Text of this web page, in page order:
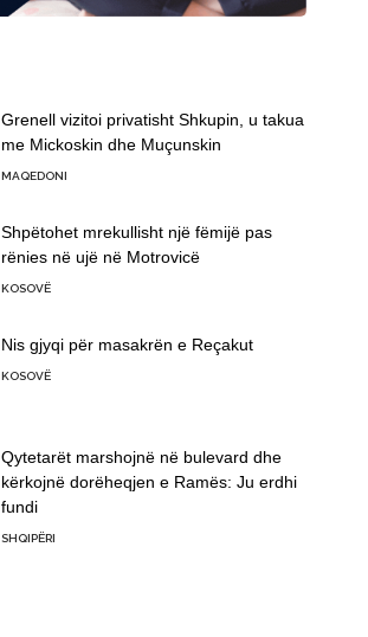
Grenell vizitoi privatisht Shkupin, u takua
me Mickoskin dhe Muçunskin
MAQEDONI
Shpëtohet mrekullisht një fëmijë pas
rënies në ujë në Motrovicë
KOSOVË
Nis gjyqi për masakrën e Reçakut
KOSOVË
Qytetarët marshojnë në bulevard dhe
kërkojnë dorëheqjen e Ramës: Ju erdhi
fundi
SHQIPËRI